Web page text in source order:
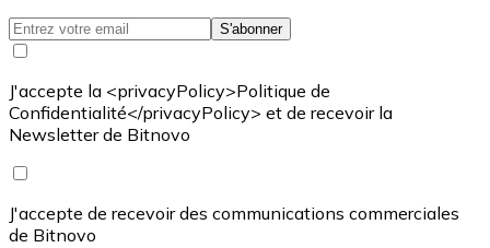
S'abonner
J'accepte la <privacyPolicy>Politique de
Confidentialité</privacyPolicy> et de recevoir la
Newsletter de Bitnovo
J'accepte de recevoir des communications commerciales
de Bitnovo